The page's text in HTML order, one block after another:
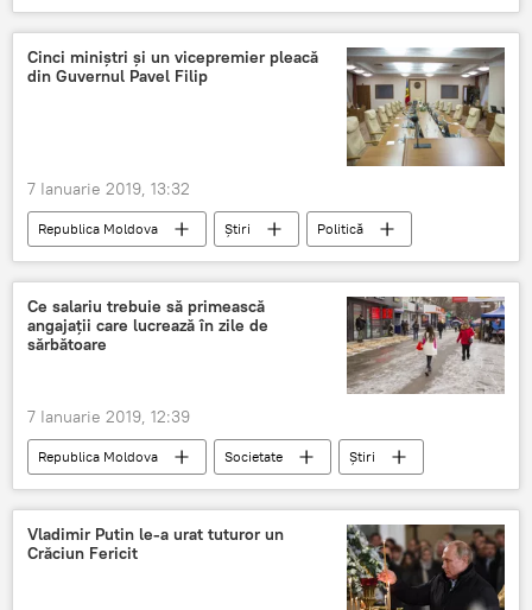
Viorica Dăncilă
Klaus Iohannis
România
Cinci miniștri și un vicepremier pleacă
din Guvernul Pavel Filip
7 Ianuarie 2019, 13:32
Republica Moldova Știri
Politică
Alegeri parlamentare
referendum
Guvern
Pavel Filip
Ce salariu trebuie să primească
angajații care lucrează în zile de
sărbătoare
7 Ianuarie 2019, 12:39
Republica Moldova Societate
Știri
zile libere
zile de sărbătoare
Codul Muncii
Vladimir Putin le-a urat tuturor un
Crăciun Fericit